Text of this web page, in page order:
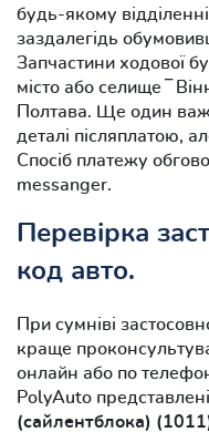
будь-якому
заздалегідь
Запчастини ходової
місто або селище ‾
Полтава. Ще один
деталі післяплатою,
Спосіб платежу
messanger.
Перевірка
код авто.
При сумніві
краще
онлайн або по
PolyAuto
(сайлентблока)